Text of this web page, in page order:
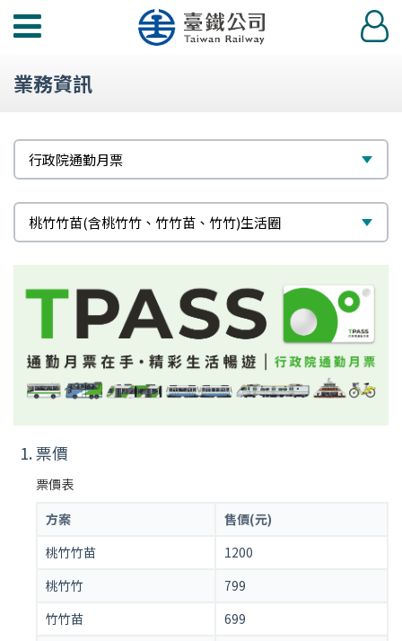
功
選
登
入
業務資訊
題
行政院通勤月票
標
桃竹竹苗(含桃竹竹、竹竹苗、竹竹)生活圈
票價
票價表
方案
售價(元)
桃竹竹苗
1200
桃竹竹
799
竹竹苗
699